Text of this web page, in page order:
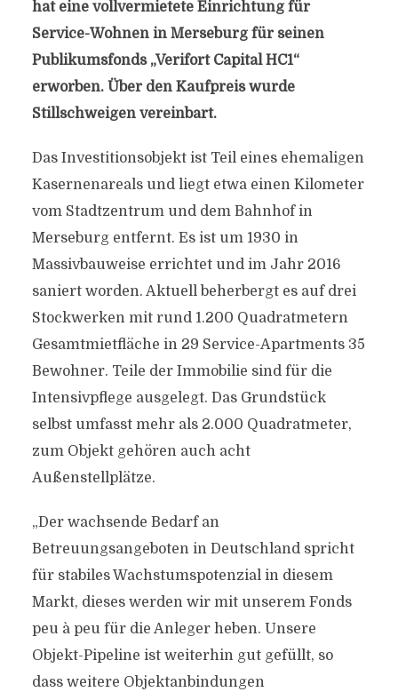
hat eine vollvermietete Einrichtung für
Service-Wohnen in Merseburg für seinen
Publikumsfonds „Verifort Capital HC1“
erworben. Über den Kaufpreis wurde
Stillschweigen vereinbart.
Das Investitionsobjekt ist Teil eines ehemaligen
Kasernenareals und liegt etwa einen Kilometer
vom Stadtzentrum und dem Bahnhof in
Merseburg entfernt. Es ist um 1930 in
Massivbauweise errichtet und im Jahr 2016
saniert worden. Aktuell beherbergt es auf drei
Stockwerken mit rund 1.200 Quadratmetern
Gesamtmietfläche in 29 Service-Apartments 35
Bewohner. Teile der Immobilie sind für die
Intensivpflege ausgelegt. Das Grundstück
selbst umfasst mehr als 2.000 Quadratmeter,
zum Objekt gehören auch acht
Außenstellplätze.
„Der wachsende Bedarf an
Betreuungsangeboten in Deutschland spricht
für stabiles Wachstumspotenzial in diesem
Markt, dieses werden wir mit unserem Fonds
peu à peu für die Anleger heben. Unsere
Objekt-Pipeline ist weiterhin gut gefüllt, so
dass weitere Objektanbindungen